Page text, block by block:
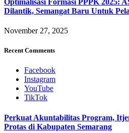
Dilantik, Semangat Baru Untuk
November 27, 2025
Recent Comments
Facebook
Instagram
YouTube
TikTok
Perkuat Akuntabilitas Program,
Protas di Kabupaten Semarang